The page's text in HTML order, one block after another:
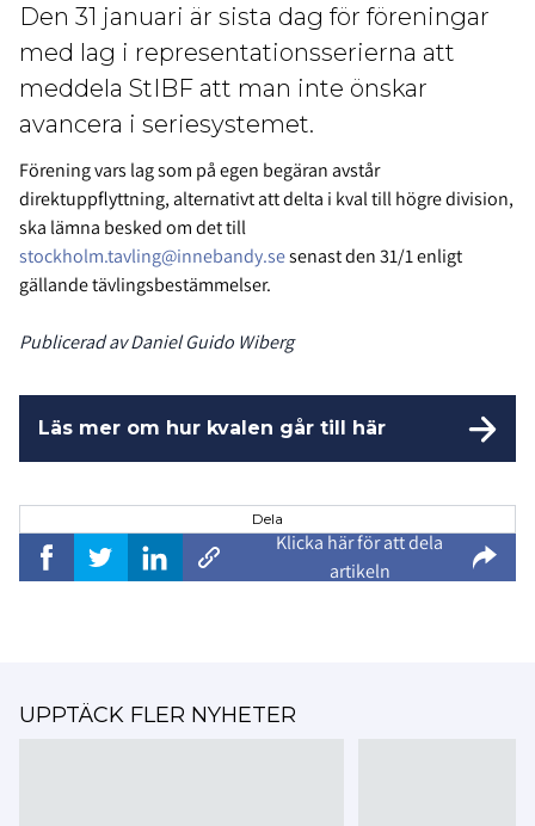
Den 31 januari är sista dag för föreningar
med lag i representationsserierna att
meddela StIBF att man inte önskar
avancera i seriesystemet.
Förening vars lag som på egen begäran avstår
direktuppflyttning, alternativt att delta i kval till högre division,
ska lämna besked om det till
stockholm.tavling@innebandy.sesenast den 31/1 enligt
gällande tävlingsbestämmelser.
Publicerad av Daniel Guido Wiberg
Läs mer om hur kvalen går till här
Dela
Klicka här för att dela
artikeln
UPPTÄCK FLER NYHETER